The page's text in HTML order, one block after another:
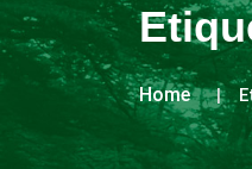
Home